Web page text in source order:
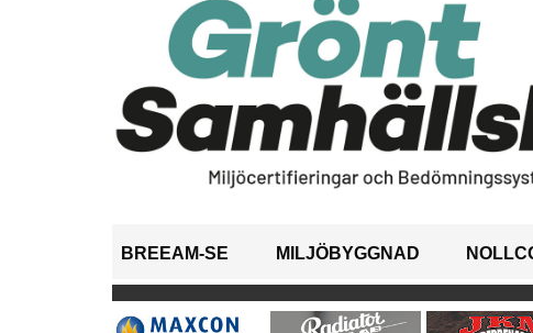
BREEAM-SE MILJÖBYGGNAD